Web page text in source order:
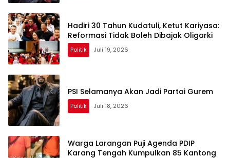
Hadiri 30 Tahun Kudatuli, Ketut Kariyasa:
Reformasi Tidak Boleh Dibajak Oligarki
Politik Juli 19, 2026
PSI Selamanya Akan Jadi Partai Gurem
Politik Juli 18, 2026
Warga Larangan Puji Agenda PDIP
Karang Tengah Kumpulkan 85 Kantong